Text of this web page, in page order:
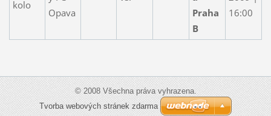
kolo
Opava
Praha
B
16:00
© 2008 Všechna práva vyhrazena.
Tvorba webových stránek zdarma